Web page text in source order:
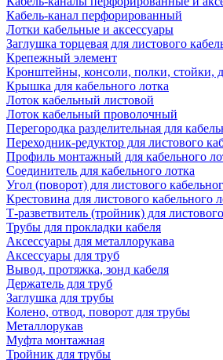
Кабель-канал перфорированный
Лотки кабельные и аксессуары
Заглушка торцевая для листового
Крепежный элемент
Кронштейны, консоли, полки, стойки,
Крышка для кабельного лотка
Лоток кабельный листовой
Лоток кабельный проволочный
Перегородка разделительная для
Переходник-редуктор для листового
Профиль монтажный для кабельного
Соединитель для кабельного лотка
Угол (поворот) для листового
Крестовина для листового кабельного
Т-разветвитель (тройник) для
Трубы для прокладки кабеля
Аксессуары для металлорукава
Аксессуары для труб
Вывод, протяжка, зонд кабеля
Держатель для труб
Заглушка для трубы
Колено, отвод, поворот для трубы
Металлорукав
Муфта монтажная
Тройник для трубы